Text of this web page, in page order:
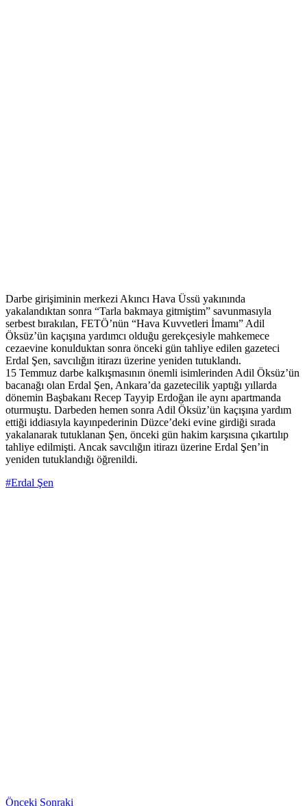
Darbe girişiminin merkezi Akıncı Hava Üssü yakınında
yakalandıktan sonra “Tarla bakmaya gitmiştim” savunmasıyla
serbest bırakılan, FETÖ’nün “Hava Kuvvetleri İmamı” Adil
Öksüz’ün kaçışına yardımcı olduğu gerekçesiyle mahkemece
cezaevine konulduktan sonra önceki gün tahliye edilen gazeteci
Erdal Şen, savcılığın itirazı üzerine yeniden tutuklandı.
15 Temmuz darbe kalkışmasının önemli isimlerinden Adil Öksüz’ün
bacanağı olan Erdal Şen, Ankara’da gazetecilik yaptığı yıllarda
dönemin Başbakanı Recep Tayyip Erdoğan ile aynı apartmanda
oturmuştu. Darbeden hemen sonra Adil Öksüz’ün kaçışına yardım
ettiği iddiasıyla kayınpederinin Düzce’deki evine girdiği sırada
yakalanarak tutuklanan Şen, önceki gün hakim karşısına çıkartılıp
tahliye edilmişti. Ancak savcılığın itirazı üzerine Erdal Şen’in
yeniden tutuklandığı öğrenildi.
#Erdal Şen
Önceki Sonraki